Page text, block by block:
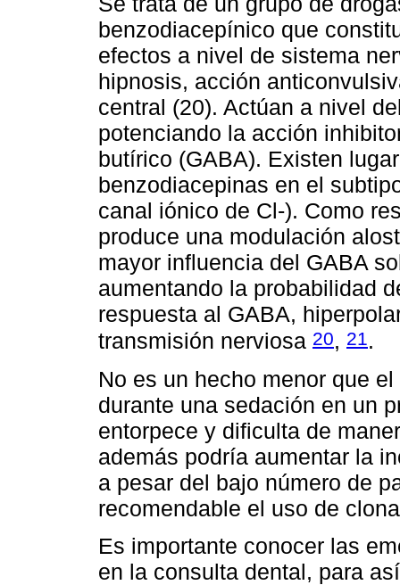
benzodiacepínico que
efectos a nivel de sistema
hipnosis, acción
central (20). Actúan a nivel
potenciando la acción
butírico (GABA). Existen
benzodiacepinas en el
canal iónico de Cl-). Como
produce una modulación
mayor influencia del GABA
aumentando la probabilidad
respuesta al GABA,
transmisión nerviosa 20, 21 .
No es un hecho menor que
durante una sedación en un
entorpece y dificulta de
además podría aumentar la
a pesar del bajo número de
recomendable el uso de
Es importante conocer las
en la consulta dental, para